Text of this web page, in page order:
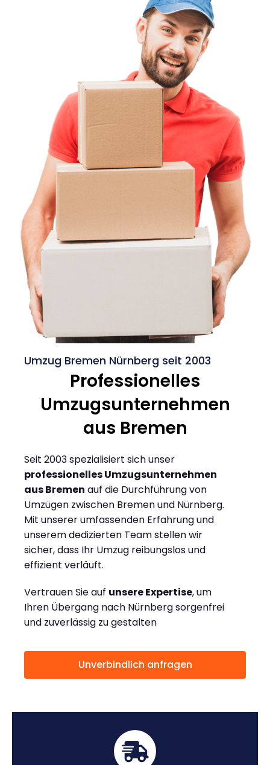
Umzug Bremen Nürnberg seit 2003
Professionelles
Umzugsunternehmen
aus Bremen
Seit 2003 spezialisiert sich unser
professionelles Umzugsunternehmen
aus Bremen auf die Durchführung von
Umzügen zwischen Bremen und Nürnberg.
Mit unserer umfassenden Erfahrung und
unserem dedizierten Team stellen wir
sicher, dass Ihr Umzug reibungslos und
effizient verläuft.
Vertrauen Sie auf unsere Expertise, um
Ihren Übergang nach Nürnberg sorgenfrei
und zuverlässig zu gestalten
Unverbindlich anfragen